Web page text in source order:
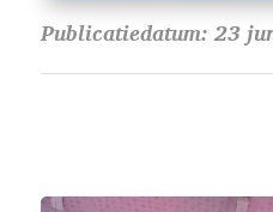
Publicatiedatum: 23